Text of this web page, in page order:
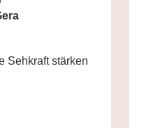
Sehkraft stärken